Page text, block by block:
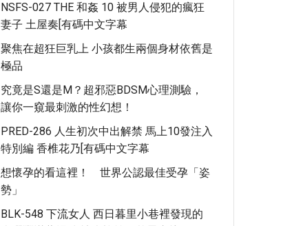
NSFS-027 THE 和姦 10 被男人侵犯的瘋狂
妻子 土屋奏[有碼中文字幕
聚焦在超狂巨乳上 小孩都生兩個身材依舊是
極品
究竟是S還是M？超邪惡BDSM心理測驗，
讓你一窺最刺激的性幻想！
PRED-286 人生初次中出解禁 馬上10發注入
特別編 香椎花乃[有碼中文字幕
想懷孕的看這裡！ 世界公認最佳受孕「姿
勢」
BLK-548 下流女人 西日暮里小巷裡發現的